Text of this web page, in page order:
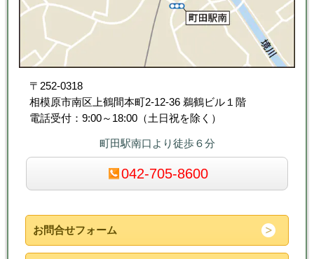
〒252-0318
相模原市南区上鶴間本町2-12-36 鵜鶴ビル１階
電話受付：9:00～18:00（土日祝を除く）
町田駅南口より徒歩６分
042-705-8600
お問合せフォーム